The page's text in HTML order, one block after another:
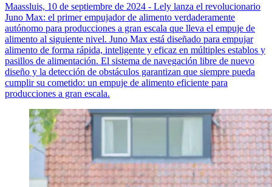
Maassluis, 10 de septiembre de 2024 - Lely lanza el revolucionario
Juno Max: el primer empujador de alimento verdaderamente
autónomo para producciones a gran escala que lleva el empuje de
alimento al siguiente nivel. Juno Max está diseñado para empujar
alimento de forma rápida, inteligente y eficaz en múltiples establos y
pasillos de alimentación. El sistema de navegación libre de nuevo
diseño y la detección de obstáculos garantizan que siempre pueda
cumplir su cometido: un empuje de alimento eficiente para
producciones a gran escala.